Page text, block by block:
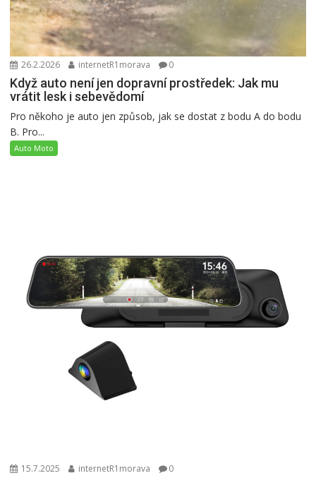
26.2.2026 internetR1morava 0
Když auto není jen dopravní prostředek: Jak mu
vrátit lesk i sebevědomí
Pro někoho je auto jen způsob, jak se dostat z bodu A do bodu
B. Pro...
Auto Moto
15.7.2025 internetR1morava 0